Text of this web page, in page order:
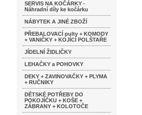
SERVIS NA KOČÁRKY -
Náhradní díly ke kočárku
NÁBYTEK A JINÉ ZBOŽÍ
PŘEBALOVACÍ pulty + KOMODY
+ VANIČKY + KOJÍCÍ POLŠTAŘE
JÍDELNÍ ŽIDLIČKY
LEHAČKY a POHOVKY
DEKY + ZAVINOVAČKY + PLYMA
+ RUČNIKY
DĚTSKÉ POTŘEBY DO
POKOJÍČKU + KOŠE +
ZÁBRANY + KOLOTOČE